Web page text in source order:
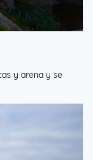
y arena y se